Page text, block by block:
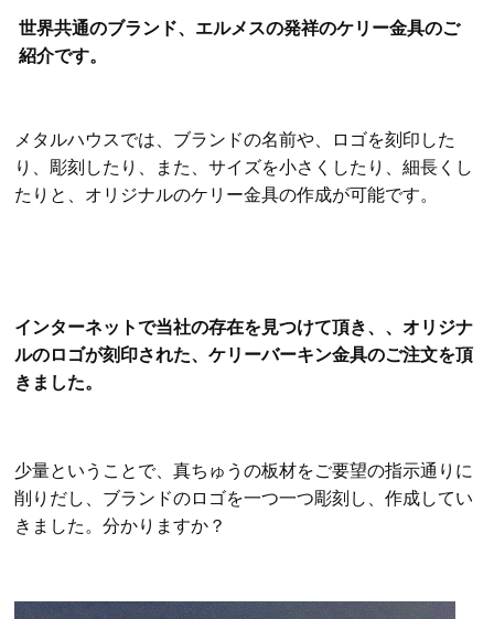
世界共通のブランド、エルメスの発祥のケリー金具のご
紹介です。
メタルハウスでは、ブランドの名前や、ロゴを刻印した
り、彫刻したり、また、サイズを小さくしたり、細長くし
たりと、オリジナルのケリー金具の作成が可能です。
インターネットで当社の存在を見つけて頂き、、オリジナ
ルのロゴが刻印された、ケリーバーキン金具のご注文を頂
きました。
少量ということで、真ちゅうの板材をご要望の指示通りに
削りだし、ブランドのロゴを一つ一つ彫刻し、作成してい
きました。分かりますか？